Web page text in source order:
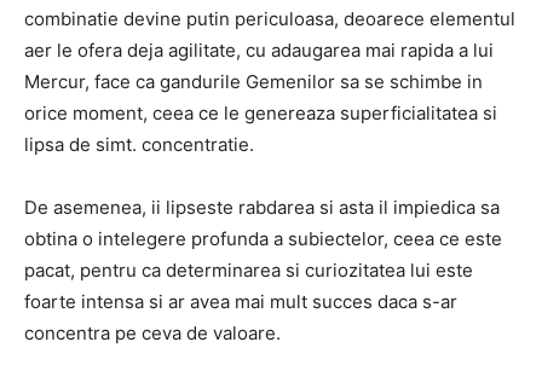
combinatie devine putin periculoasa, deoarece elementul
aer le ofera deja agilitate, cu adaugarea mai rapida a lui
Mercur, face ca gandurile Gemenilor sa se schimbe in
orice moment, ceea ce le genereaza superficialitatea si
lipsa de simt. concentratie.
De asemenea, ii lipseste rabdarea si asta il impiedica sa
obtina o intelegere profunda a subiectelor, ceea ce este
pacat, pentru ca determinarea si curiozitatea lui este
foarte intensa si ar avea mai mult succes daca s-ar
concentra pe ceva de valoare.